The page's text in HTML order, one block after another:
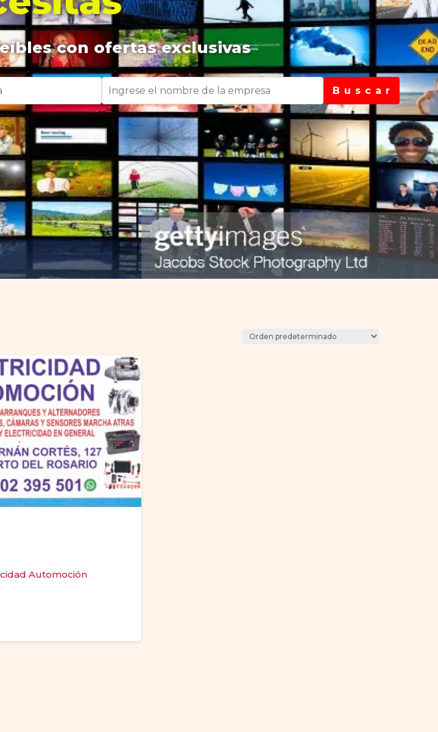
con ofertas exclusivas
B u s c a r
Automoción